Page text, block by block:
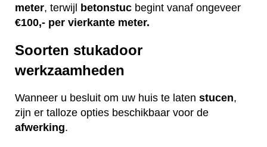
meter, terwijl betonstuc begint vanaf ongeveer
€100,- per vierkante meter.
Soorten stukadoor
werkzaamheden
Wanneer u besluit om uw huis te laten stucen,
zijn er talloze opties beschikbaar voor de
afwerking.